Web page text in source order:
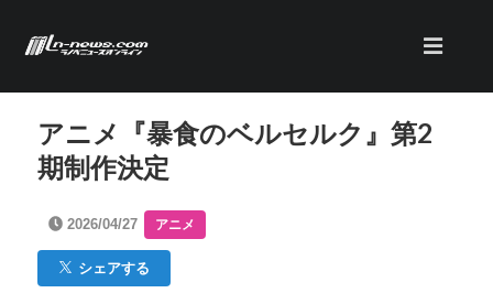
アニメ『暴食のベルセルク』第2
期制作決定
2026/04/27 アニメ
シェアする